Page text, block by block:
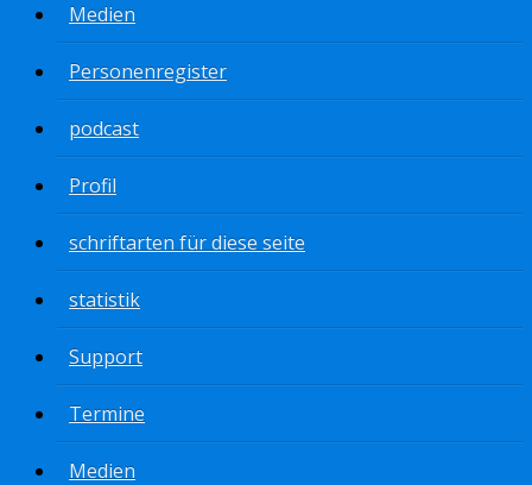
Medien
Personenregister
podcast
Profil
schriftarten für diese seite
statistik
Support
Termine
Medien